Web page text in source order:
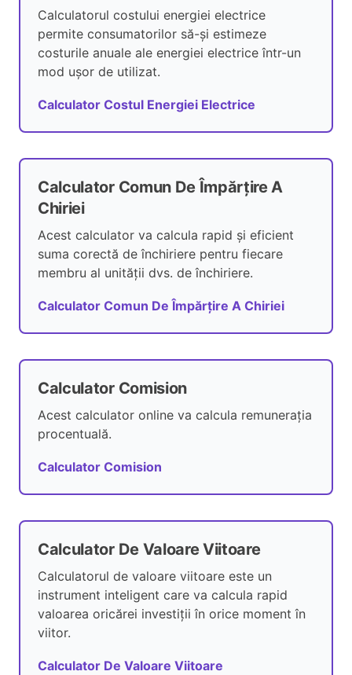
Calculatorul costului energiei electrice
permite consumatorilor să-și estimeze
costurile anuale ale energiei electrice într-un
mod ușor de utilizat.
Calculator Costul Energiei Electrice
Calculator Comun De Împărțire A
Chiriei
Acest calculator va calcula rapid și eficient
suma corectă de închiriere pentru fiecare
membru al unității dvs. de închiriere.
Calculator Comun De Împărțire A Chiriei
Calculator Comision
Acest calculator online va calcula remunerația
procentuală.
Calculator Comision
Calculator De Valoare Viitoare
Calculatorul de valoare viitoare este un
instrument inteligent care va calcula rapid
valoarea oricărei investiții în orice moment în
viitor.
Calculator De Valoare Viitoare